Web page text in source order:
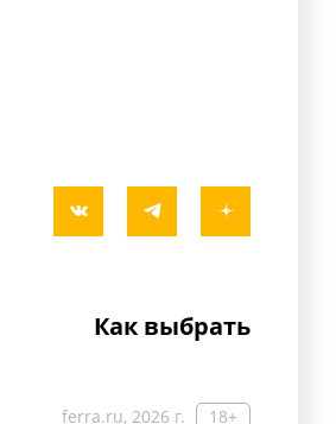
Как выбрать
ferra.ru, 2026 г. 18+